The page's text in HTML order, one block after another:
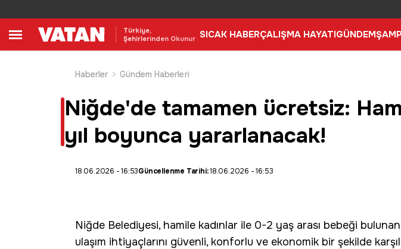
Türkiye,
Şehirlerinden Okunur SICAK HABERÇALIŞMA HAYATIGÜNDEM
Haberler
Gündem Haberleri
Niğde'de tamamen ücretsiz:
yıl boyunca yararlanacak!
18.06.2026 - 16:53Güncellenme Tarihi:18.06.2026 - 16:53
Niğde Belediyesi, hamile kadınlar ile 0-2 yaş arası bebeği
ulaşım ihtiyaçlarını güvenli, konforlu ve ekonomik bir şekilde